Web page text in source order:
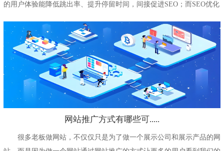
的用户体验能降低跳出率、提升停留时间，间接促进SEO；而SEO优化
网站推广方式有哪些可.....
很多老板做网站，不仅仅只是为了做一个展示公司和展示产品的网